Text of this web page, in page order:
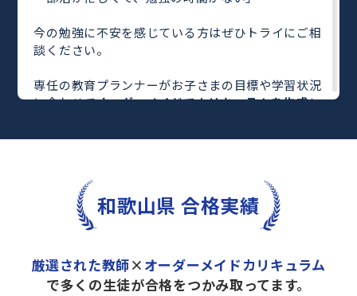
今の勉強に不安を感じている方はぜひトライにご相
談ください。
専任の教育プランナーがお子さまの目標や学習状況
に合わせてオーダーメイドでカリキュラムを作成し
完全マンツーマンで自分に合った教師がわかるまで
さらに、単元別の学習の理解度がわかる
「AI学習診
や授業内容や授業以外の勉強をナビゲートする
「DAILY TRY」
など、豊富な学習コンテンツが
トライで一緒に“自己最高得点”を目指しません
和歌山県 合格実績
厳選された教師× オーダーメイドカリキュラム
で多くの生徒が合格をつかみ取ってます。